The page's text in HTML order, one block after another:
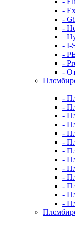
-
-
-
-
-
- I-
-
-
-
-
-
-
-
-
-
-
-
-
-
-
-
-